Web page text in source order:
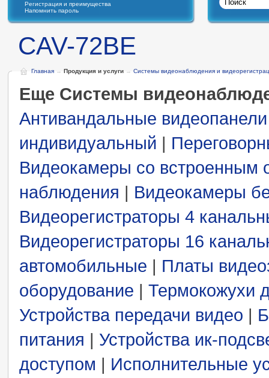
Регистрация и преимущества
Напомнить пароль
CAV-72ВE
Главная → Продукция и услуги → Системы видеонаблюдения и
Еще Системы
Антивандальные видеопанели
индивидуальный |
Видеокамеры со встроенным
наблюдения | Видеокамеры
Видеорегистраторы 4
Видеорегистраторы 16
автомобильные | Платы
оборудование | Термокожухи
Устройства передачи видео |
питания | Устройства ик-
доступом | Исполнительные